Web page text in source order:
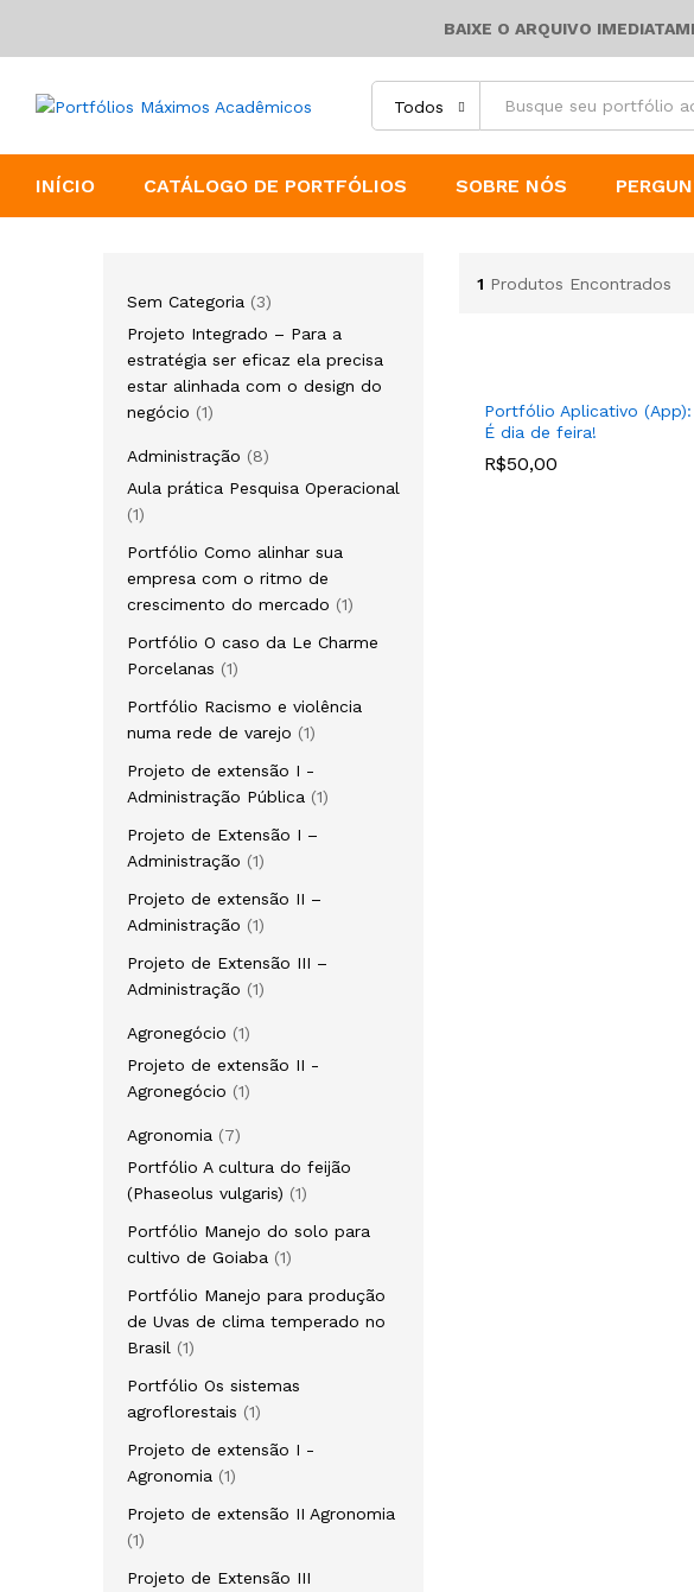
BAIXE O ARQUIVO
Todos
INÍCIO CATÁLOGO DE PORTFÓLIOS SOBRE NÓS
1 Produtos Encontrados
Portfólio Aplicativo (App):
É dia de feira!
R$50,00
R$50,00
Sem Categoria 33
produtos
Projeto Integrado – Para a
estratégia ser eficaz ela precisa
estar alinhada com o design do
negócio
11
Administração
88
produtos
Aula prática Pesquisa Operacional
11
Portfólio Como alinhar sua
empresa com o ritmo de
crescimento do mercado
11
Portfólio O caso da Le Charme
Porcelanas
11
Portfólio Racismo e violência
numa rede de varejo
11
Projeto de extensão I -
Administração Pública
11
Projeto de Extensão I –
Administração
11
Projeto de extensão II –
Administração
11
Projeto de Extensão III –
Administração
11
Agronegócio
11
produto
Projeto de extensão II -
Agronegócio
11
Agronomia
77
produtos
Portfólio A cultura do feijão
(Phaseolus vulgaris)
11
Portfólio Manejo do solo para
cultivo de Goiaba
11
Portfólio Manejo para produção
de Uvas de clima temperado no
Brasil
11
Portfólio Os sistemas
agroflorestais
11
Projeto de extensão I -
Agronomia
11
Projeto de extensão II Agronomia
11
Projeto de Extensão III